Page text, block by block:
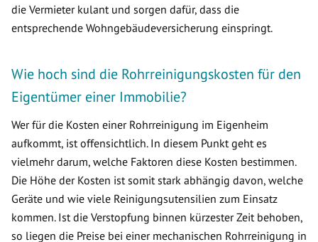
die Vermieter kulant und sorgen dafür, dass die
entsprechende Wohngebäudeversicherung einspringt.
Wie hoch sind die Rohrreinigungskosten für den
Eigentümer einer Immobilie?
Wer für die Kosten einer Rohrreinigung im Eigenheim
aufkommt, ist offensichtlich. In diesem Punkt geht es
vielmehr darum, welche Faktoren diese Kosten bestimmen.
Die Höhe der Kosten ist somit stark abhängig davon, welche
Geräte und wie viele Reinigungsutensilien zum Einsatz
kommen. Ist die Verstopfung binnen kürzester Zeit behoben,
so liegen die Preise bei einer mechanischen Rohrreinigung in